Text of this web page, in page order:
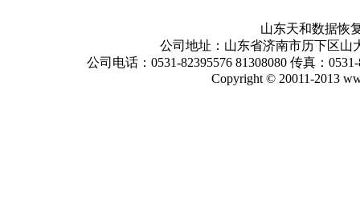
山东天和数据恢
公司地址：山东省济南市历下区山
公司电话：0531-82395576 81308080 传真：
Copyright © 20011-2013